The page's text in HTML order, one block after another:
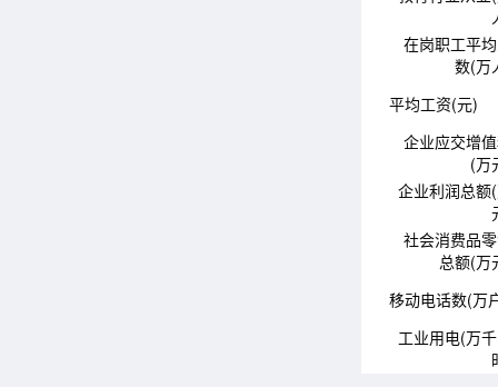
在岗职工平
数(万
平均工资(元)
企业应交增
(万
企业利润总额
社会消费品
总额(万
移动电话数(万
工业用电(万